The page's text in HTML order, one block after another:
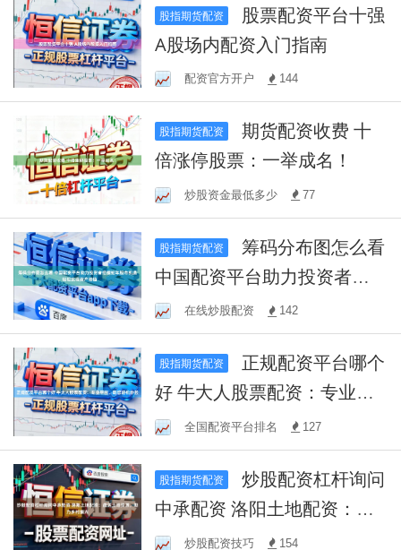
股指期货配资
A股场内配资入门指南
配资官方开户 144
股指期货配资
期货配资收费 十
倍涨停股票：一举成名！
炒股资金最低多少 77
股指期货配资
中国配资平台助力投资者把
握蛇年股市机遇，轻松实现
资产增值
在线炒股配资 142
股指期货配资
好 牛大人股票配资：专业平
台，助您轻松炒股
全国配资平台排名 127
股指期货配资
炒股配资杠杆询问
中承配资 洛阳土地配资：盘
活土地资源，助力乡村振兴
炒股配资技巧 154